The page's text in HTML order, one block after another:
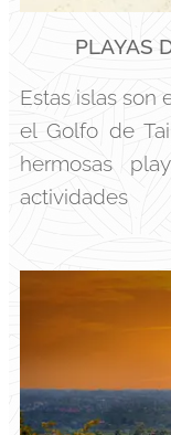
PLAYAS
Estas islas son
el Golfo de
hermosas
actividades